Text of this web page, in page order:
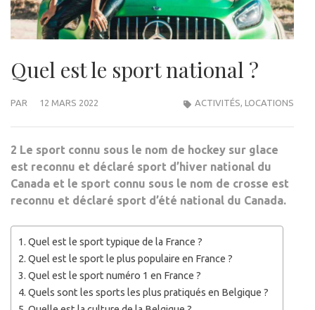
Quel est le sport national ?
PAR 12 MARS 2022 ACTIVITÉS, LOCATIONS
2 Le sport connu sous le nom de hockey sur glace
est reconnu et déclaré sport d’hiver national du
Canada et le sport connu sous le nom de crosse est
reconnu et déclaré sport d’été national du Canada.
Quel est le sport typique de la France ?
Quel est le sport le plus populaire en France ?
Quel est le sport numéro 1 en France ?
Quels sont les sports les plus pratiqués en Belgique ?